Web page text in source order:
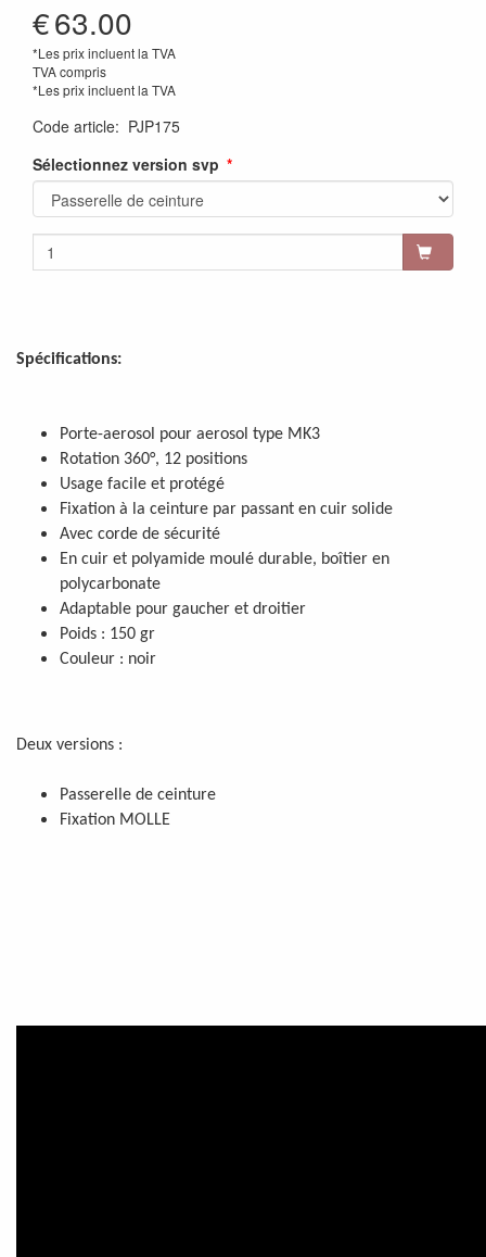
€63.00
*Les prix incluent la TVA
TVA compris
*Les prix incluent la TVA
Code article: PJP175
Sélectionnez version svp
Spécifications:
Porte-aerosol pour aerosol type MK3
Rotation 360°, 12 positions
Usage facile et protégé
Fixation à la ceinture par passant en cuir solide
Avec corde de sécurité
En cuir et polyamide moulé durable, boîtier en
polycarbonate
Adaptable pour gaucher et droitier
Poids : 150 gr
Couleur : noir
Deux versions :
Passerelle de ceinture
Fixation MOLLE